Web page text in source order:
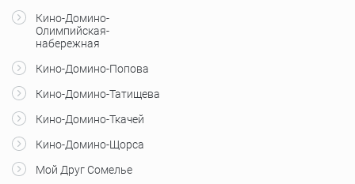
Кино-Домино-
Олимпийская-
набережная
Кино-Домино-Попова
Кино-Домино-Татищева
Кино-Домино-Ткачей
Кино-Домино-Щорса
Мой Друг Сомелье